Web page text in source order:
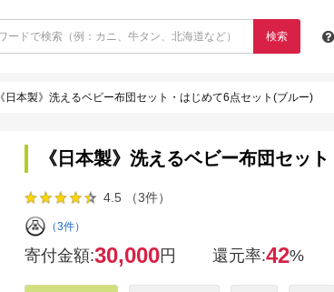
検索
《日本製》洗えるベビー布団セット・はじめて6点セット(ブルー)
《日本製》洗えるベビー布団セッ
4.5 （3件）
（3件）
寄付金額:30,000円 還元率:42%